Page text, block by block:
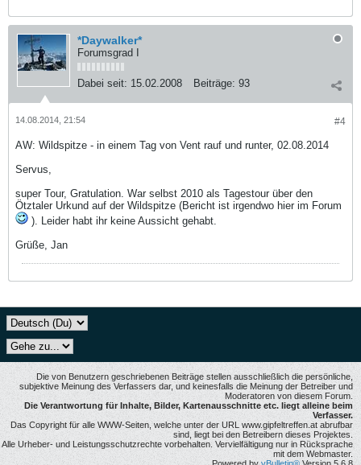
*Daywalker*
Forumsgrad I
Dabei seit: 15.02.2008 Beiträge: 93
#4
14.08.2014, 21:54
AW: Wildspitze - in einem Tag von Vent rauf und runter, 02.08.2014
Servus,
super Tour, Gratulation. War selbst 2010 als Tagestour über den
Ötztaler Urkund auf der Wildspitze (Bericht ist irgendwo hier im Forum
). Leider habt ihr keine Aussicht gehabt.
Grüße, Jan
Die von Benutzern geschriebenen Beiträge stellen ausschließlich die persönliche,
subjektive Meinung des Verfassers dar, und keinesfalls die Meinung der Betreiber und
Moderatoren von diesem Forum.
Die Verantwortung für Inhalte, Bilder, Kartenausschnitte etc. liegt alleine beim
Verfasser.
Das Copyright für alle WWW-Seiten, welche unter der URL www.gipfeltreffen.at abrufbar
sind, liegt bei den Betreibern dieses Projektes.
Alle Urheber- und Leistungsschutzrechte vorbehalten. Vervielfältigung nur in Rücksprache
mit dem Webmaster.